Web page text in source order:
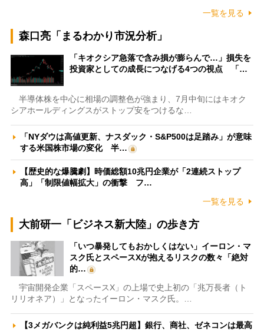
一覧を見る
森口亮「まるわかり市況分析」
「キオクシア急落で含み損が膨らんで…」損失を
投資家としての成長につなげる4つの視点 「…
半導体株を中心に相場の調整色が強まり、7月中旬にはキオク
シアホールディングスがストップ安をつけるな…
「NYダウは高値更新、ナスダック・S&P500は足踏み」が意味
する米国株市場の変化 半…
【歴史的な爆騰劇】時価総額10兆円企業が「2連続ストップ
高」「制限値幅拡大」の衝撃 フ…
一覧を見る
大前研一「ビジネス新大陸」の歩き方
「いつ暴発してもおかしくはない」イーロン・マ
スク氏とスペースXが抱えるリスクの数々「絶対
的…
宇宙開発企業「スペースX」の上場で史上初の「兆万長者（ト
リリオネア）」となったイーロン・マスク氏。…
【3メガバンクは純利益5兆円超】銀行、商社、ゼネコンは最高